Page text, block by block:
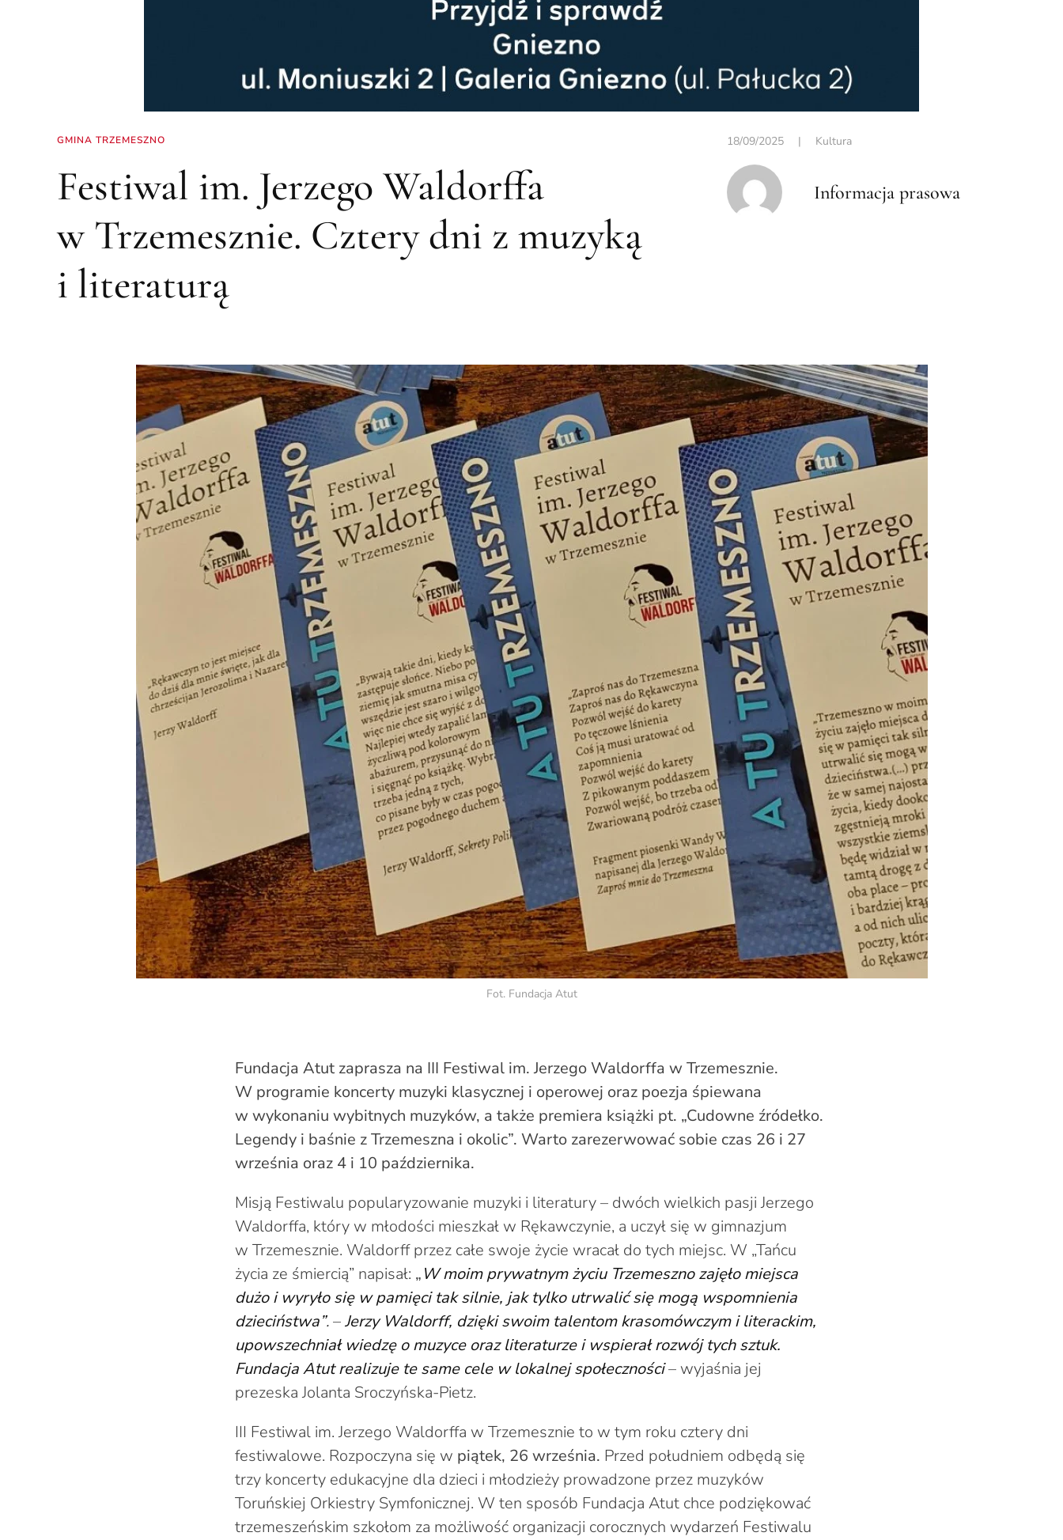
GMINA TRZEMESZNO
Festiwal im. Jerzego Waldorffa
w Trzemesznie. Cztery dni z muzyką
i literaturą
18/09/2025| Kultura
Informacja prasowa
Fot. Fundacja Atut
Fundacja Atut zaprasza na III Festiwal im. Jerzego Waldorffa w Trzemesznie.
W programie koncerty muzyki klasycznej i operowej oraz poezja śpiewana
w wykonaniu wybitnych muzyków, a także premiera książki pt. „Cudowne źródełko.
Legendy i baśnie z Trzemeszna i okolic”. Warto zarezerwować sobie czas 26 i 27
września oraz 4 i 10 października.
Misją Festiwalu popularyzowanie muzyki i literatury – dwóch wielkich pasji Jerzego
Waldorffa, który w młodości mieszkał w Rękawczynie, a uczył się w gimnazjum
w Trzemesznie. Waldorff przez całe swoje życie wracał do tych miejsc. W „Tańcu
życia ze śmiercią” napisał: „W moim prywatnym życiu Trzemeszno zajęło miejsca
dużo i wyryło się w pamięci tak silnie, jak tylko utrwalić się mogą wspomnienia
dzieciństwa”.–Jerzy Waldorff, dzięki swoim talentom krasomówczym i literackim,
upowszechniał wiedzę o muzyce oraz literaturze i wspierał rozwój tych sztuk.
FundacjaAtut realizuje te same cele w lokalnej społeczności– wyjaśnia jej
prezeska Jolanta Sroczyńska-Pietz.
III Festiwal im. Jerzego Waldorffa w Trzemesznie to w tym roku cztery dni
festiwalowe. Rozpoczyna się w piątek, 26 września. Przed południem odbędą się
trzy koncerty edukacyjne dla dzieci i młodzieży prowadzone przez muzyków
Toruńskiej Orkiestry Symfonicznej. W ten sposób Fundacja Atut chce podziękować
trzemeszeńskim szkołom za możliwość organizacji corocznych wydarzeń Festiwalu